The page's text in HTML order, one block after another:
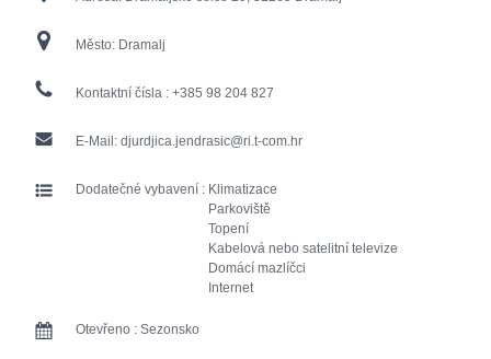
Město: Dramalj
Kontaktní čísla : +385 98 204 827
E-Mail: djurdjica.jendrasic@ri.t-com.hr
Dodatečné vybavení : Klimatizace
Parkoviště
Topení
Kabelová nebo satelitní televize
Domácí mazlíčci
Internet
Otevřeno : Sezonsko